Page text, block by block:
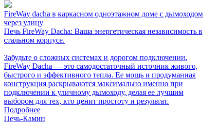
FireWay dacha в каркасном одноэтажном доме с дымоходом
через улицу
Печь FireWay Dacha: Ваша энергетическая независимость в
стальном корпусе.
Забудьте о сложных системах и дорогом подключении.
FireWay Dacha — это самодостаточный источник живого,
быстрого и эффективного тепла. Ее мощь и продуманная
конструкция раскрываются максимально именно при
подключении к уличному дымоходу, делая ее лучшим
выбором для тех, кто ценит простоту и результат.
Подробнее
Печь-Камин